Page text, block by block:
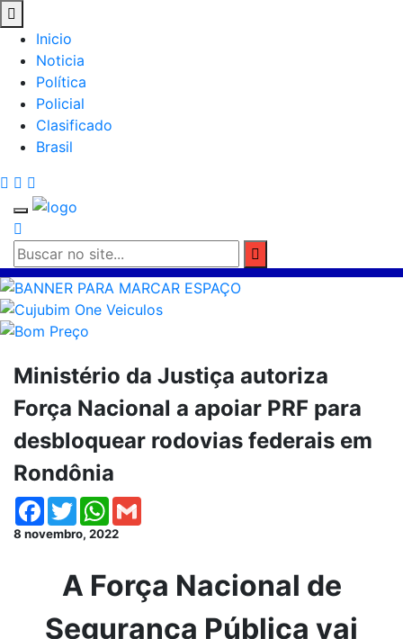
Inicio
Noticia
Política
Policial
Clasificado
Brasil
Ministério da Justiça autoriza
Força Nacional a apoiar PRF para
desbloquear rodovias federais em
Rondônia
Facebook
TwitterWhatsApp
8 novembro, 2022
A Força Nacional de
Segurança Pública vai